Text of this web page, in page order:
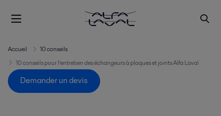
Accueil
10 conseils
10 conseils pour l’entretien des échangeurs à plaques et joints Alfa Laval
Demander un devis